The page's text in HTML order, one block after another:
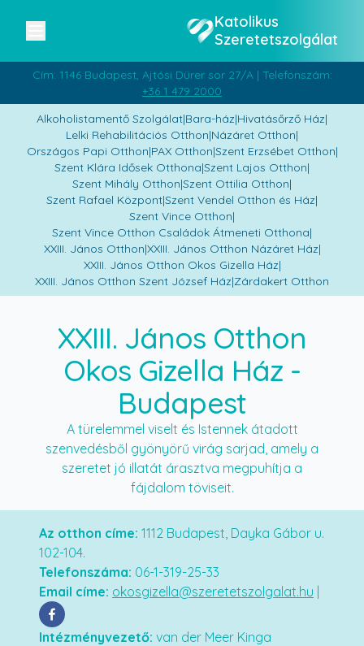
Katolikus
Szeretetszolgálat
Cím: 1146 Budapest, Ajtósi Dürer sor 27/A | Telefonszám:
+36 1 479 2000
Alkoholistamentő Szolgálat|Bara-ház|Hivatásőrző Ház|
Lelki Rehabilitációs Otthon|Názáret Otthon|
Országos Papi Otthon|PAX Otthon|Szent Erzsébet Otthon|
Szent Klára Idősek Otthona|Szent Lajos Otthon|
Szent Mihály Otthon|Szent Ottilia Otthon|
Szent Rafael Központ|Szent Vendel Otthon és Ház|
Szent Vince Otthon|
Szent Vince Otthon Családok Átmeneti Otthona|
XXIII. János Otthon|XXIII. János Otthon Názáret Ház|
XXIII. János Otthon Okos Gizella Ház|
XXIII. János Otthon Szent József Ház|Zárdakert Otthon
XXIII. János Otthon
Okos Gizella Ház -
Budapest
A türelemmel viselt és Istennek átadott
szenvedésből gyönyörű virág sarjad, amely a
szeretet jó illatát árasztva megpuhítja a
fájdalom töviseit.
Az otthon címe: 1112 Budapest, Dayka Gábor u.
102-104.
Telefonszáma: 06-1-319-25-33
Email címe: okosgizella@szeretetszolgalat.hu
Intézményvezető: van der Meer Kinga